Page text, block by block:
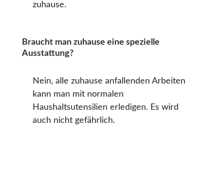
zuhause.
Braucht man zuhause eine spezielle
Ausstattung?
Nein, alle zuhause anfallenden Arbeiten
kann man mit normalen
Haushaltsutensilien erledigen. Es wird
auch nicht gefährlich.